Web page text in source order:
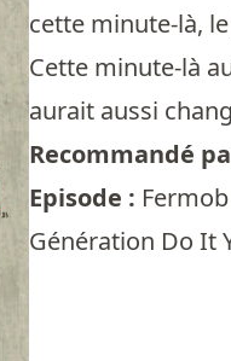
cette minute-là,
Cette minute-là
aurait aussi
Recommandé
Episode :
Génération Do It